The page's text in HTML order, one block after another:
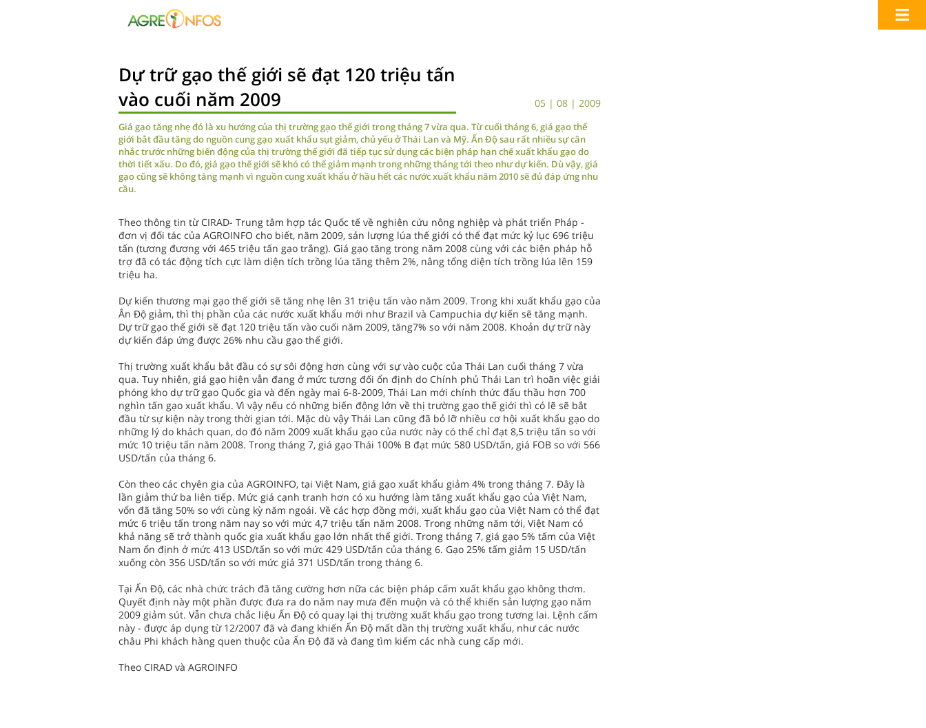
Dự trữ gạo thế giới sẽ đạt 120 triệu tấn
vào cuối năm 2009
05 | 08 | 2009
Giá gạo tăng nhẹ đó là xu hướng của thị trường gạo thế giới trong tháng 7 vừa qua. Từ cuối tháng 6, giá gạo thế
giới bắt đầu tăng do nguồn cung gạo xuất khẩu sụt giảm, chủ yếu ở Thái Lan và Mỹ. Ấn Độ sau rất nhiều sự cân
nhắc trước những biến động của thị trường thế giới đã tiếp tục sử dụng các biện pháp hạn chế xuất khẩu gạo do
thời tiết xấu. Do đó, giá gạo thế giới sẽ khó có thể giảm mạnh trong những tháng tới theo như dự kiến. Dù vậy, giá
gạo cũng sẽ không tăng mạnh vì nguồn cung xuất khẩu ở hầu hết các nước xuất khẩu năm 2010 sẽ đủ đáp ứng nhu
cầu.
Theo thông tin từ CIRAD- Trung tâm hợp tác Quốc tế về nghiên cứu nông nghiệp và phát triển Pháp -
đơn vị đối tác của AGROINFO cho biết, năm 2009, sản lượng lúa thế giới có thể đạt mức kỷ lục 696 triệu
tấn (tương đương với 465 triệu tấn gạo trắng). Giá gạo tăng trong năm 2008 cùng với các biện pháp hỗ
trợ đã có tác động tích cực làm diện tích trồng lúa tăng thêm 2%, nâng tổng diện tích trồng lúa lên 159
triệu ha.
Dự kiến thương mại gạo thế giới sẽ tăng nhẹ lên 31 triệu tấn vào năm 2009. Trong khi xuất khẩu gạo của
Ân Độ giảm, thì thị phần của các nước xuất khẩu mới như Brazil và Campuchia dự kiến sẽ tăng mạnh.
Dự trữ gạo thế giới sẽ đạt 120 triệu tấn vào cuối năm 2009, tăng7% so với năm 2008. Khoản dự trữ này
dự kiến đáp ứng được 26% nhu cầu gạo thế giới.
Thị trường xuất khẩu bắt đầu có sự sôi động hơn cùng với sự vào cuộc của Thái Lan cuối tháng 7 vừa
qua. Tuy nhiên, giá gạo hiện vẫn đang ở mức tương đối ổn định do Chính phủ Thái Lan trì hoãn việc giải
phóng kho dự trữ gạo Quốc gia và đến ngày mai 6-8-2009, Thái Lan mới chính thức đấu thầu hơn 700
nghìn tấn gạo xuất khẩu. Vì vậy nếu có những biến động lớn về thị trường gạo thế giới thì có lẽ sẽ bắt
đầu từ sự kiện này trong thời gian tới. Mặc dù vậy Thái Lan cũng đã bỏ lỡ nhiều cơ hội xuất khẩu gạo do
những lý do khách quan, do đó năm 2009 xuất khẩu gạo của nước này có thể chỉ đạt 8,5 triệu tấn so với
mức 10 triệu tấn năm 2008. Trong tháng 7, giá gạo Thái 100% B đạt mức 580 USD/tấn, giá FOB so với 566
USD/tấn của tháng 6.
Còn theo các chyên gia của AGROINFO, tại Việt Nam, giá gạo xuất khẩu giảm 4% trong tháng 7. Đây là
lần giảm thứ ba liên tiếp. Mức giá cạnh tranh hơn có xu hướng làm tăng xuất khẩu gạo của Việt Nam,
vốn đã tăng 50% so với cùng kỳ năm ngoái. Về các hợp đồng mới, xuất khẩu gạo của Việt Nam có thể đạt
mức 6 triệu tấn trong năm nay so với mức 4,7 triệu tấn năm 2008. Trong những năm tới, Việt Nam có
khả năng sẽ trở thành quốc gia xuất khẩu gạo lớn nhất thế giới. Trong tháng 7, giá gạo 5% tấm của Việt
Nam ổn định ở mức 413 USD/tấn so với mức 429 USD/tấn của tháng 6. Gạo 25% tấm giảm 15 USD/tấn
xuống còn 356 USD/tấn so với mức giá 371 USD/tấn trong tháng 6.
Tại Ấn Độ, các nhà chức trách đã tăng cường hơn nữa các biện pháp cấm xuất khẩu gạo không thơm.
Quyết định này một phần được đưa ra do năm nay mưa đến muộn và có thể khiến sản lượng gạo năm
2009 giảm sút. Vẫn chưa chắc liệu Ấn Độ có quay lại thị trường xuất khẩu gạo trong tương lai. Lệnh cấm
này - được áp dụng từ 12/2007 đã và đang khiến Ấn Độ mất dần thị trường xuất khẩu, như các nước
châu Phi khách hàng quen thuộc của Ấn Độ đã và đang tìm kiếm các nhà cung cấp mới.
Theo CIRAD và AGROINFO